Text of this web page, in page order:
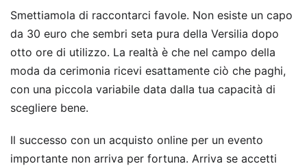
Smettiamola di raccontarci favole. Non esiste un capo
da 30 euro che sembri seta pura della Versilia dopo
otto ore di utilizzo. La realtà è che nel campo della
moda da cerimonia ricevi esattamente ciò che paghi,
con una piccola variabile data dalla tua capacità di
scegliere bene.
Il successo con un acquisto online per un evento
importante non arriva per fortuna. Arriva se accetti